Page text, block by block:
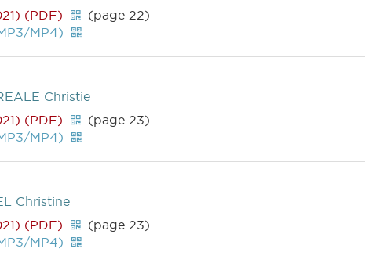
(PDF)
(page 22)
MP4)
Christie
(PDF)
(page 23)
MP4)
Christine
(PDF)
(page 23)
MP4)